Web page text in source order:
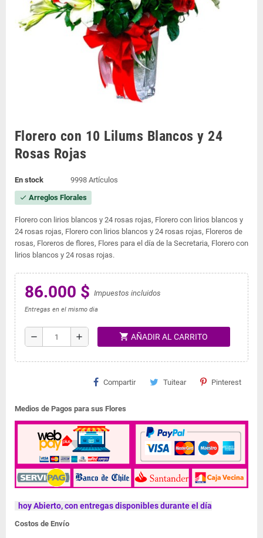
Florero con 10 Lilums Blancos y 24
Rosas Rojas
En stock 9998 Artículos
check Arreglos Florales
Florero con lirios blancos y 24 rosas rojas, Florero con lirios blancos y
24 rosas rojas, Florero con lirios blancos y 24 rosas rojas, Floreros de
rosas, Floreros de flores, Flores para el día de la Secretaria, Florero con
lirios blancos y 24 rosas rojas.
86.000 $ Impuestos incluidos
Entregas en el mismo dia
remove add shopping_cart AÑADIR AL CARRITO
Compartir Tuitear Pinterest
Medios de Pagos para sus Flores
hoy Abierto, con entregas disponibles durante el día
Costos de Envío